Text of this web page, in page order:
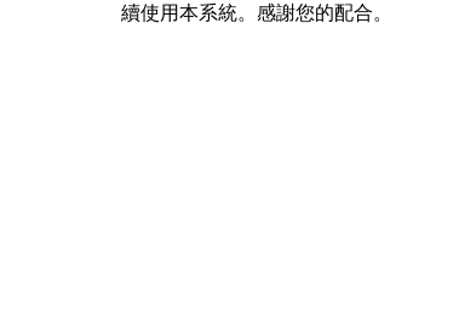
續使用本系統。感謝您的配合。